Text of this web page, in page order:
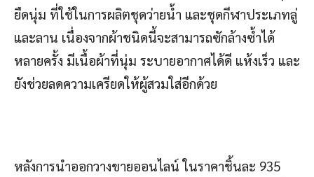
ยืดนุ่ม ที่ใช้ในการผลิตชุดว่ายน้ำ และชุดกีฬาประเภทลู่
และลาน เนื่องจากผ้าชนิดนี้จะสามารถซักล้างซ้ำได้
หลายครั้ง มีเนื้อผ้าที่นุ่ม ระบายอากาศได้ดี แห้งเร็ว และ
ยังช่วยลดความเครียดให้ผู้สวมใส่อีกด้วย
หลังการนำออกวางขายออนไลน์ ในราคาชิ้นละ 935